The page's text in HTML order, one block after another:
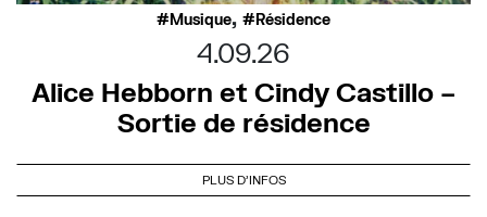
Musique, Résidence
4.09.26
Alice Hebborn et Cindy Castillo –
Sortie de résidence
PLUS D'INFOS